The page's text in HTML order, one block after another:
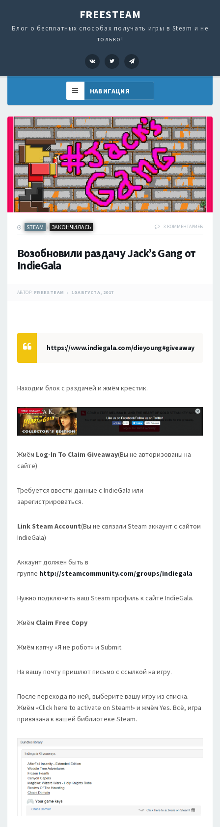
FREESTEAM
Блог о бесплатных способах получать игры в Steam и не
только!
VK Twitter
STEAM / ЗАКОНЧИЛАСЬ 3 КОММЕНТАРИЕВ
Возобновили раздачу Jack’s Gang от
IndieGala
АВТОР: FREESTEAM 10 АВГУСТА, 2017
https://www.indiegala.com/dieyoung#giveaway
Находим блок с раздачей и жмём крестик.
Жмём Log-In To Claim Giveaway(Вы не авторизованы на
сайте)
Требуется ввести данные с IndieGala или
зарегистрироваться.
Link Steam Account(Вы не связали Steam аккаунт с сайтом
IndieGala)
Аккаунт должен быть в
группе http://steamcommunity.com/groups/indiegala
Нужно подключить ваш Steam профиль к сайте IndieGala.
Жмём Claim Free Copy
Жмём капчу «Я не робот» и Submit.
На вашу почту пришлют письмо с ссылкой на игру.
После перехода по ней, выберите вашу игру из списка.
Жмём «Click here to activate on Steam!» и жмём Yes. Всё, игра
привязана к вашей библиотеке Steam.